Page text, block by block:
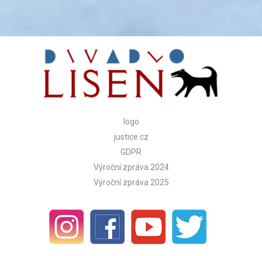
logo
justice.cz
GDPR
Výroční zpráva 2024
Výroční zpráva 2025